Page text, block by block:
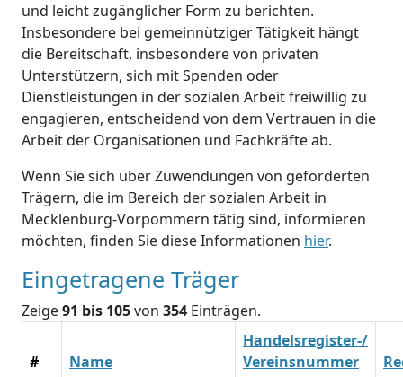
und leicht zugänglicher Form zu berichten.
Insbesondere bei gemeinnütziger Tätigkeit hängt
die Bereitschaft, insbesondere von privaten
Unterstützern, sich mit Spenden oder
Dienstleistungen in der sozialen Arbeit freiwillig zu
engagieren, entscheidend von dem Vertrauen in die
Arbeit der Organisationen und Fachkräfte ab.
Wenn Sie sich über Zuwendungen von geförderten
Trägern, die im Bereich der sozialen Arbeit in
Mecklenburg-Vorpommern tätig sind, informieren
möchten, finden Sie diese Informationen hier.
Eingetragene Träger
Zeige91 bis 105von 354 Einträgen.
# Name
Handelsregister-/
Vereinsnummer